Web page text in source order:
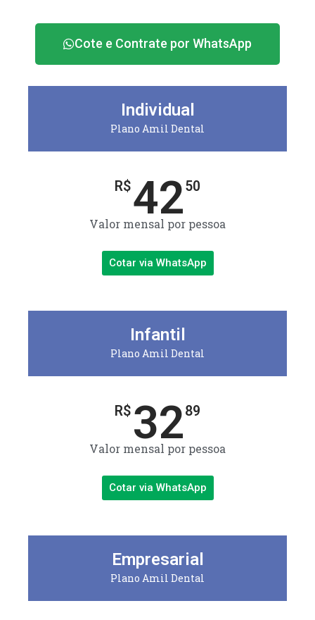
Cote e Contrate por WhatsApp
Individual
Plano Amil Dental
R$4250
Valor mensal por pessoa
Cotar via WhatsApp
Infantil
Plano Amil Dental
R$ 3289
Valor mensal por pessoa
Cotar via WhatsApp
Empresarial
Plano Amil Dental